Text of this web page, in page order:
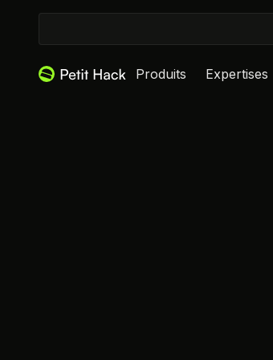
Produits Expertises